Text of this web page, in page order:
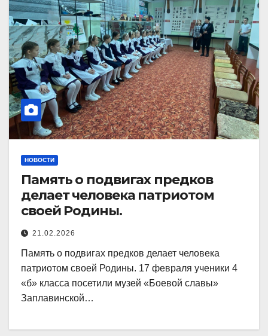
НОВОСТИ
Память о подвигах предков
делает человека патриотом
своей Родины.
21.02.2026
Память о подвигах предков делает человека
патриотом своей Родины. 17 февраля ученики 4
«б» класса посетили музей «Боевой славы»
Заплавинской…